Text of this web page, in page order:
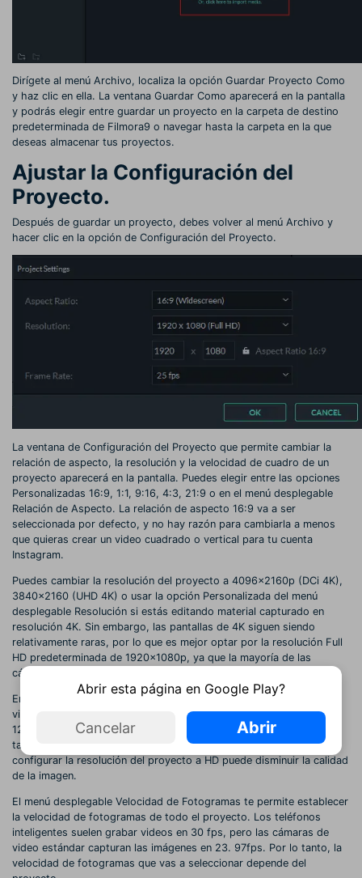
Dirígete al menú Archivo, localiza la opción Guardar Proyecto Como
y haz clic en ella. La ventana Guardar Como aparecerá en la pantalla
y podrás elegir entre guardar un proyecto en la carpeta de destino
predeterminada de Filmora9 o navegar hasta la carpeta en la que
deseas almacenar tus proyectos.
Ajustar la Configuración del
Proyecto.
Después de guardar un proyecto, debes volver al menú Archivo y
hacer clic en la opción de Configuración del Proyecto.
La ventana de Configuración del Proyecto que permite cambiar la
relación de aspecto, la resolución y la velocidad de cuadro de un
proyecto aparecerá en la pantalla. Puedes elegir entre las opciones
Personalizadas 16:9, 1:1, 9:16, 4:3, 21:9 o en el menú desplegable
Relación de Aspecto. La relación de aspecto 16:9 va a ser
seleccionada por defecto, y no hay razón para cambiarla a menos
que quieras crear un video cuadrado o vertical para tu cuenta
Instagram.
Puedes cambiar la resolución del proyecto a 4096x2160p (DCi 4K),
3840x2160 (UHD 4K) o usar la opción Personalizada del menú
desplegable Resolución si estás editando material capturado en
resolución 4K. Sin embargo, las pantallas de 4K siguen siendo
relativamente raras, por lo que es mejor optar por la resolución Full
HD predeterminada de 1920x1080p, ya que la mayoría de las
cámaras graban metrajes en esta resolución.
En caso de que estés buscando una forma de crear un archivo de
video que puedas subir fácilmente a Internet, la resolución HD de
1280x720p es probablemente tu mejor opción, ya que reducirá el
tamaño del archivo que exportas de Filmora9. Sin embargo,
configurar la resolución del proyecto a HD puede disminuir la calidad
de la imagen.
El menú desplegable Velocidad de Fotogramas te permite establecer
la velocidad de fotogramas de todo el proyecto. Los teléfonos
inteligentes suelen grabar videos en 30 fps, pero las cámaras de
video estándar capturan las imágenes en 23. 97fps. Por lo tanto, la
velocidad de fotogramas que vas a seleccionar depende del
Abrir esta página en Google Play?
Cancelar Abrir